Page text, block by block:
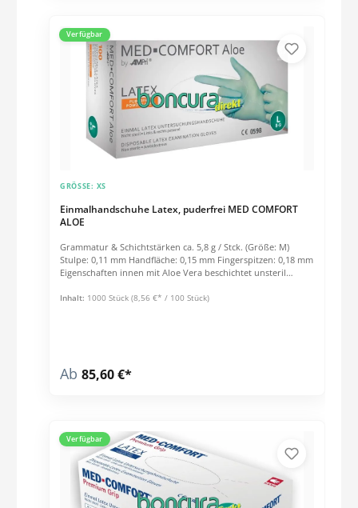
Verfügbar
Einmalhandschuhe Latex, puderfrei MED COMFORT
ALOE
GRÖSSE: XS
Grammatur & Schichtstärken ca. 5,8 g / Stck. (Größe: M)
Stulpe: 0,11 mm Handfläche: 0,15 mm Fingerspitzen: 0,18 mm
Eigenschaften innen mit Aloe Vera beschichtet unsteril
PSAT Kat. I
Inhalt: 1000 Stück (8,56 €* / 100 Stück)
Ab 85,60 €*
Verfügbar